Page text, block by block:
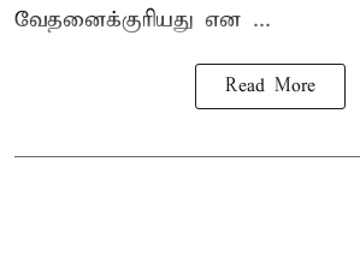
வேதனைக்குரியது என ...
Read More